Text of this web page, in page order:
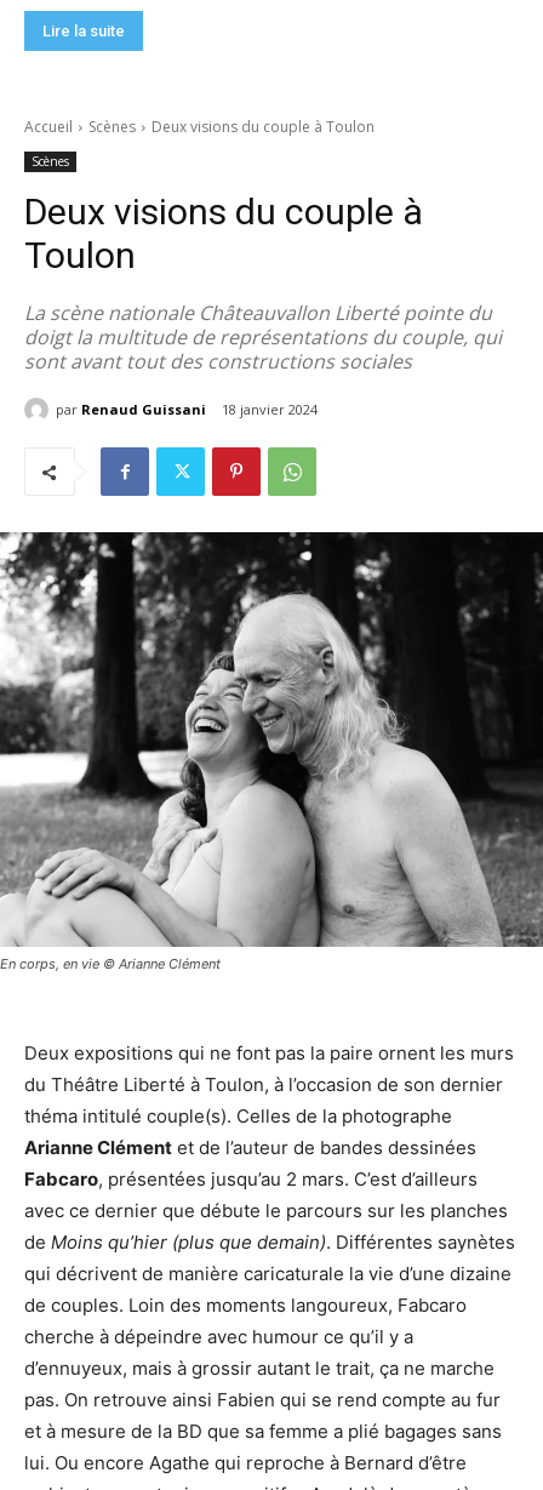
Lire la suite